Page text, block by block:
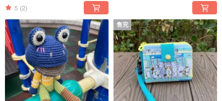
5 (2)
售完